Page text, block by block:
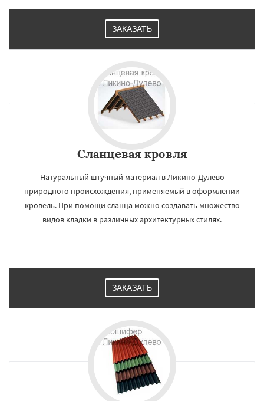
ЗАКАЗАТЬ
Сланцевая кровля
Натуральный штучный материал в Ликино-Дулево
природного происхождения, применяемый в оформлении
кровель. При помощи сланца можно создавать множество
видов кладки в различных архитектурных стилях.
ЗАКАЗАТЬ